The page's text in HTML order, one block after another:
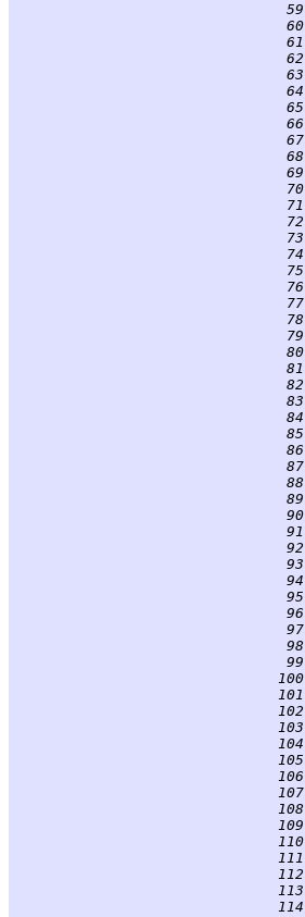
  59
  60
  61
  62
  63
  64
  65
  66
  67
  68
  69
  70
  71
  72
  73
  74
  75
  76
  77
  78
  79
  80
  81
  82
  83
  84
  85
  86
  87
  88
  89
  90
  91
  92
  93
  94
  95
  96
  97
  98
  99
100
101
102
103
104
105
106
107
108
109
110
111
112
113
114